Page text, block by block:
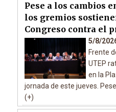
Pese a los cambios
los gremios
Congreso contra el
5/8/2026
Frente
UTEP
en la
jornada de este jueves.
(+)